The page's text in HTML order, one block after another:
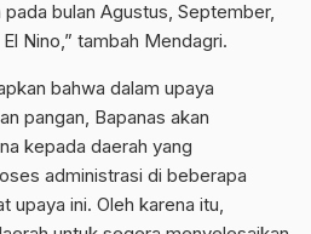
bulan Agustus, September,
Nino,” tambah Mendagri.
bahwa dalam upaya
pangan, Bapanas akan
kepada daerah yang
administrasi di beberapa
upaya ini. Oleh karena itu,